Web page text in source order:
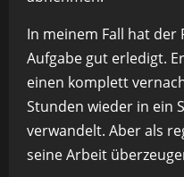
In meinem Fall hat der
Aufgabe gut erledigt.
einen komplett
Stunden wieder in ein
verwandelt. Aber als
seine Arbeit